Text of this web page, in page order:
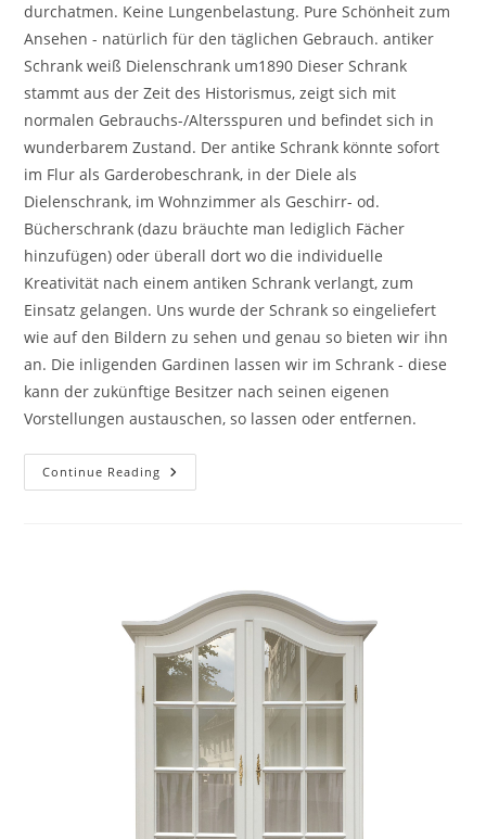
durchatmen. Keine Lungenbelastung. Pure Schönheit zum
Ansehen - natürlich für den täglichen Gebrauch. antiker
Schrank weiß Dielenschrank um1890 Dieser Schrank
stammt aus der Zeit des Historismus, zeigt sich mit
normalen Gebrauchs-/Altersspuren und befindet sich in
wunderbarem Zustand. Der antike Schrank könnte sofort
im Flur als Garderobeschrank, in der Diele als
Dielenschrank, im Wohnzimmer als Geschirr- od.
Bücherschrank (dazu bräuchte man lediglich Fächer
hinzufügen) oder überall dort wo die individuelle
Kreativität nach einem antiken Schrank verlangt, zum
Einsatz gelangen. Uns wurde der Schrank so eingeliefert
wie auf den Bildern zu sehen und genau so bieten wir ihn
an. Die inligenden Gardinen lassen wir im Schrank - diese
kann der zukünftige Besitzer nach seinen eigenen
Vorstellungen austauschen, so lassen oder entfernen.
Continue Reading